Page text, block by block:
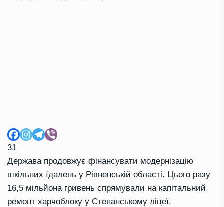
31
Держава продовжує фінансувати модернізацію
шкільних їдалень у Рівненській області. Цього разу
16,5 мільйона гривень спрямували на капітальний
ремонт харчоблоку у Степанському ліцеї.